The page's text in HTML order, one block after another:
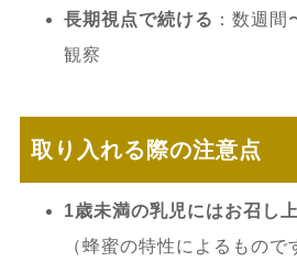
長期視点で続ける ：数週
観察
取り入れる際の注意点
1歳未満の乳児にはお召し
（蜂蜜の特性によるもので